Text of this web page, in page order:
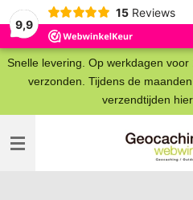
9,9
15 Reviews
Snelle levering. Op werkdagen
verzonden. Tijdens de
verzendtijden